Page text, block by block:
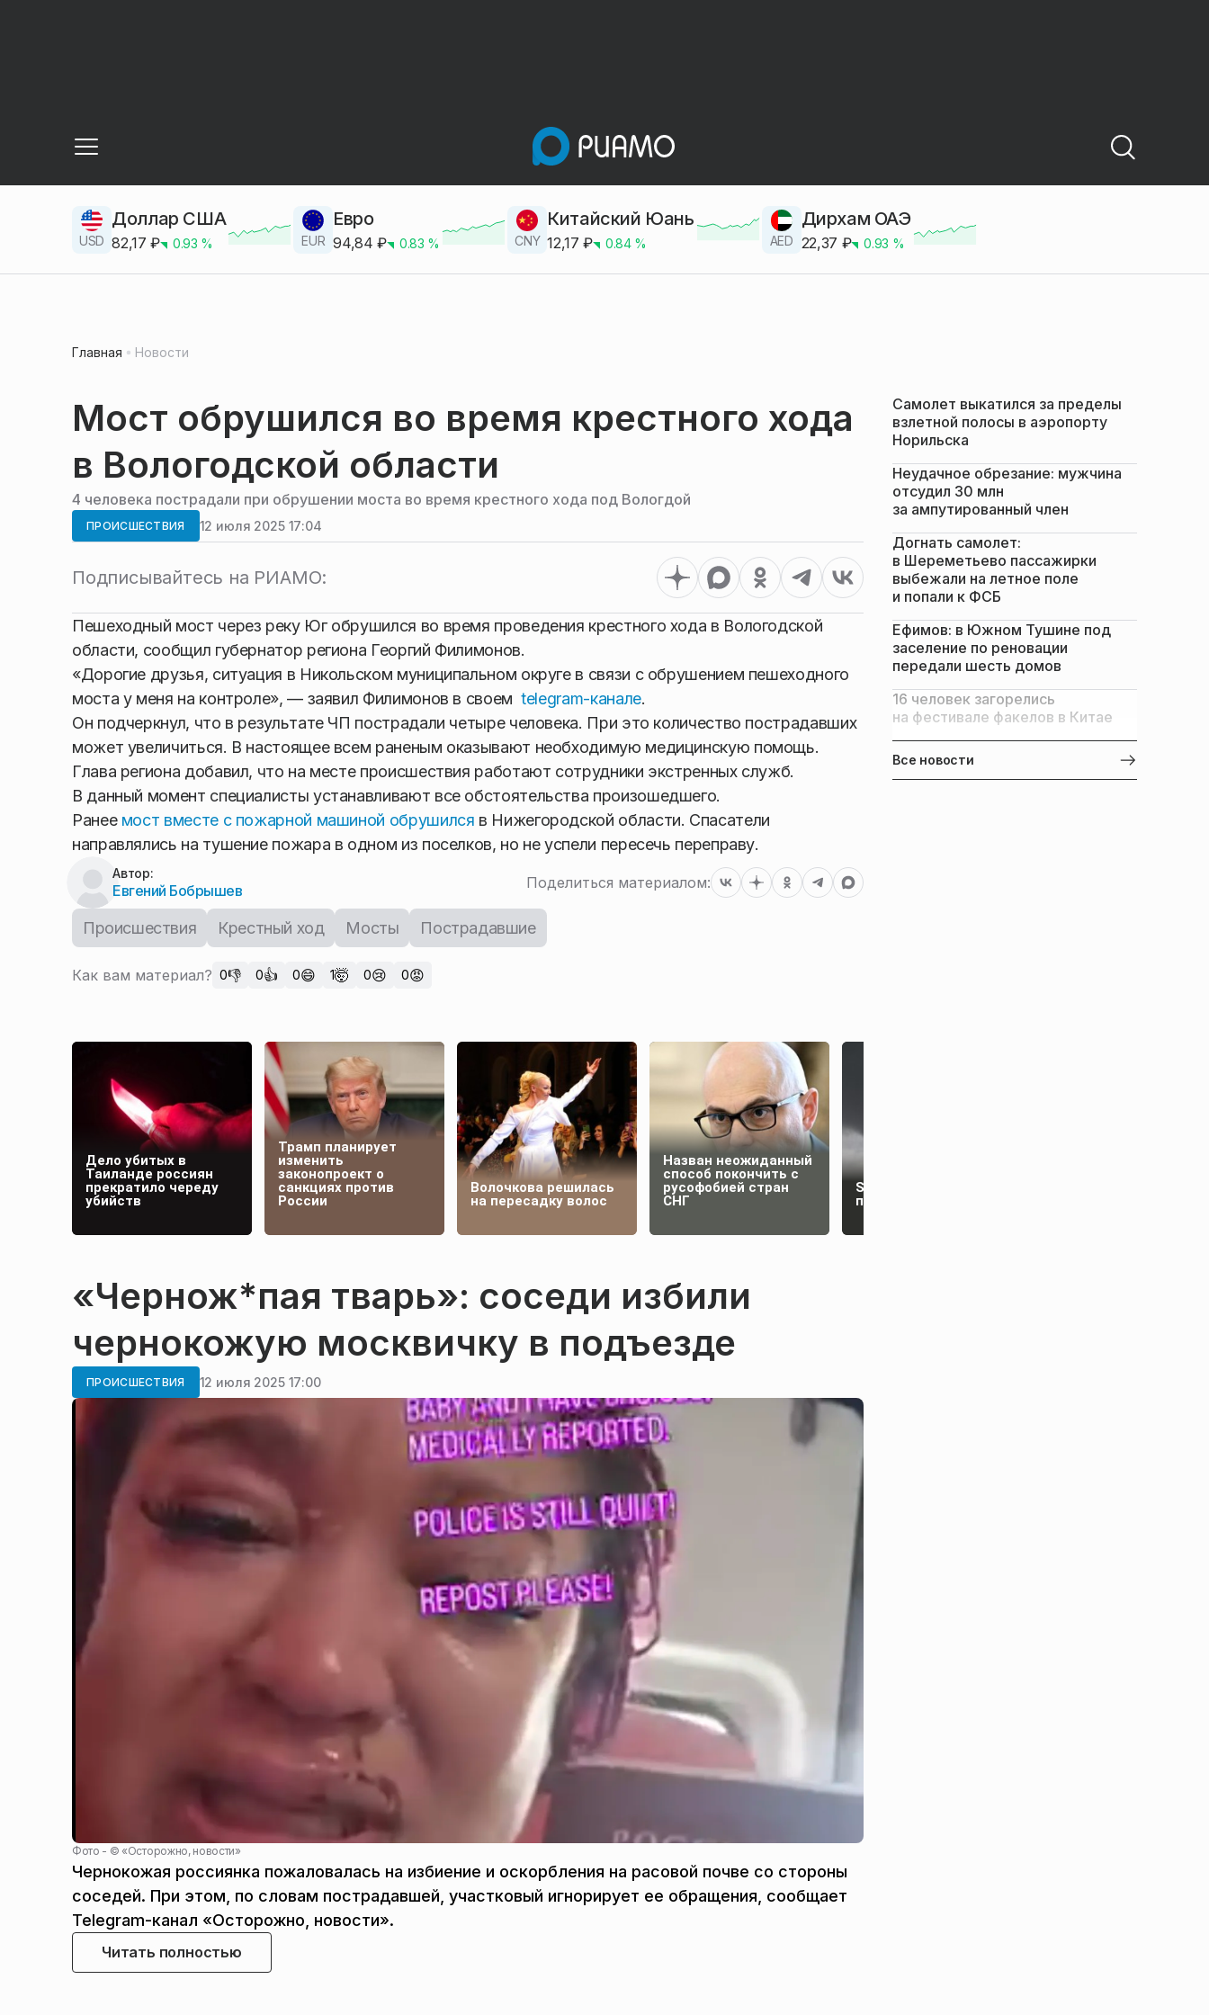
USD
Доллар США
82,17 ₽ 0.93 % EUR
Евро
94,84 ₽ 0.83 % CNY
Китайский Юань
12,17 ₽ 0.84% AED
Дирхам ОАЭ
22,37 ₽ 0.93 %
Главная Новости
Мост обрушился во время крестного хода
в Вологодской области
4 человека пострадали при обрушении моста во время крестного хода под Вологдой
ПРОИСШЕСТВИЯ 12 июля 2025 17:04
Подписывайтесь на РИАМО:
Пешеходный мост через реку Юг обрушился во время проведения крестного хода в Вологодской
области, сообщил губернатор региона Георгий Филимонов.
«Дорогие друзья, ситуация в Никольском муниципальном округе в связи с обрушением пешеходного
моста у меня на контроле», — заявил Филимонов в своем telegram-канале.
Он подчеркнул, что в результате ЧП пострадали четыре человека. При это количество пострадавших
может увеличиться. В настоящее всем раненым оказывают необходимую медицинскую помощь.
Глава региона добавил, что на месте происшествия работают сотрудники экстренных служб.
В данный момент специалисты устанавливают все обстоятельства произошедшего.
Ранее мост вместе с пожарной машиной обрушился в Нижегородской области. Спасатели
направлялись на тушение пожара в одном из поселков, но не успели пересечь переправу.
Автор:
Евгений Бобрышев Поделиться материалом:
Происшествия Крестный ход Мосты Пострадавшие
Как вам материал? 0👎 0👍 0😄 1🤯 0😢 0😡
Дело убитых в
Таиланде россиян
прекратило череду
убийств
Трамп планирует
изменить
законопроект о
санкциях против
России
Волочкова решилась
на пересадку волос
Назван неожиданный
способ покончить с
русофобией стран
СНГ
SHOT: в Башкирии
прошёл смерч
«Чернож*пая тварь»: соседи избили
чернокожую москвичку в подъезде
ПРОИСШЕСТВИЯ 12 июля 2025 17:00
Фото - © «Осторожно, новости»
Чернокожая россиянка пожаловалась на избиение и оскорбления на расовой почве со стороны
соседей. При этом, по словам пострадавшей, участковый игнорирует ее обращения, сообщает
Telegram-канал «Осторожно, новости».
Читать полностью
Самолет выкатился за пределы
взлетной полосы в аэропорту
Норильска
Неудачное обрезание: мужчина
отсудил 30 млн
за ампутированный член
Догнать самолет:
в Шереметьево пассажирки
выбежали на летное поле
и попали к ФСБ
Ефимов: в Южном Тушине под
заселение по реновации
передали шесть домов
16 человек загорелись
на фестивале факелов в Китае
Все новости